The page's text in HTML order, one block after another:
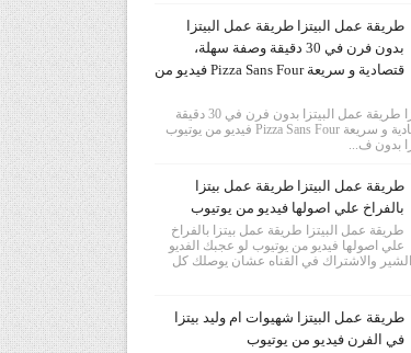
طريقة عمل البيتزا طريقة عمل البيتزا
بدون فرن في 30 دقيقة وصفة سهلة،
قتصادية و سريعة Pizza Sans Four فيديو من
طريقة عمل البيتزا طريقة عمل البيتزا بدون فرن في 30 دقيقة
وصفة سهلة، قتصادية و سريعة Pizza Sans Four فيديو من يوتيوب
بدون ف...
طريقة عمل البيتزا طريقة عمل بيتزا
بالفراخ علي اصولها فيديو من يوتيوب
طريقة عمل البيتزا طريقة عمل بيتزا بالفراخ
علي اصولها فيديو من يوتيوب لو عجبك الفديو
والاشتراك في القناه عشان يوصلك كل
طريقة عمل البيتزا شهيوات ام وليد بيتزا
في الفرن فيديو من يوتيوب